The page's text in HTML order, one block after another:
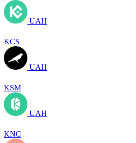
UAH
KCS
UAH
KSM
UAH
KNC